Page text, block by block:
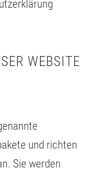
WEBSITE
und richten
Sie werden